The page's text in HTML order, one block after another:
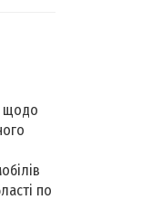
щодо
по